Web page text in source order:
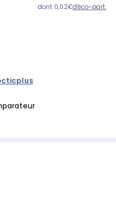
dont 0,02€d'éco-part.